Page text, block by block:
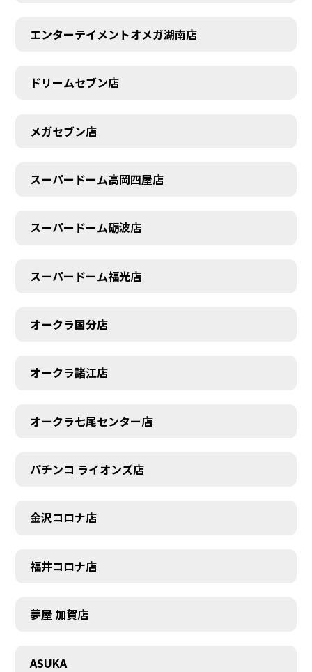
エンターテイメントオメガ湖南店
ドリームセブン店
メガセブン店
スーパードーム高岡四屋店
スーパードーム砺波店
スーパードーム福光店
オークラ国分店
オークラ諸江店
オークラ七尾センター店
パチンコ ライオンズ店
金沢コロナ店
福井コロナ店
夢屋 加賀店
ASUKA